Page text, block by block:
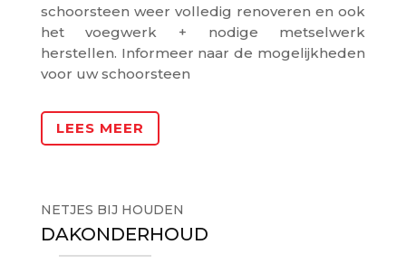
schoorsteen weer volledig renoveren en ook
het voegwerk + nodige metselwerk
herstellen. Informeer naar de mogelijkheden
voor uw schoorsteen
LEES MEER
NETJES BIJ HOUDEN
DAKONDERHOUD